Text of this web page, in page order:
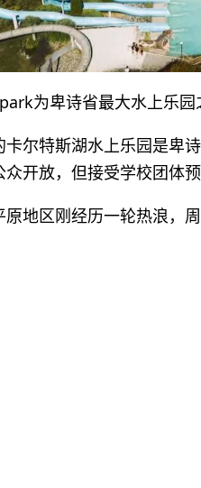
为卑诗省最大水上乐
尔特斯湖水上乐园是卑
开放，但接受学校团体预
地区刚经历一轮热浪，